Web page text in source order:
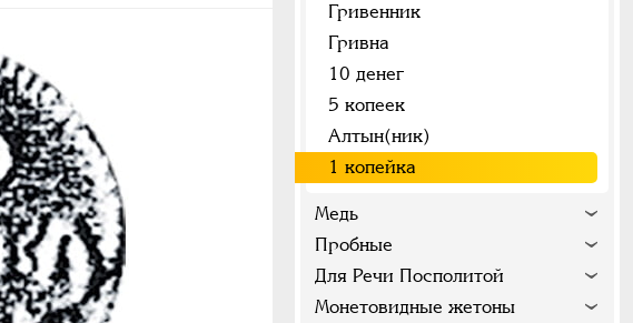
Гривенник
Гривна
10 денег
5 копеек
Алтын(ник)
1 копейка
Медь
Пробные
Для Речи Посполитой
Монетовидные жетоны